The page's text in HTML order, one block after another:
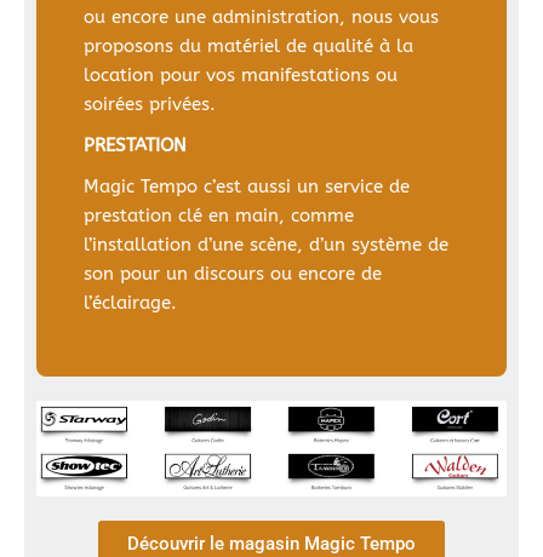
ou encore une administration, nous vous
proposons du matériel de qualité à la
location pour vos manifestations ou
soirées privées.
PRESTATION
Magic Tempo c’est aussi un service de
prestation clé en main, comme
l’installation d’une scène, d’un système de
son pour un discours ou encore de
l’éclairage.
Découvrir le magasin Magic Tempo